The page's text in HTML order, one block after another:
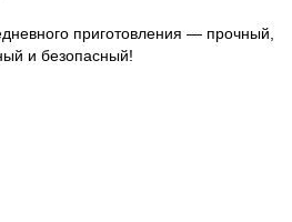
приготовления — прочный,
и безопасный!